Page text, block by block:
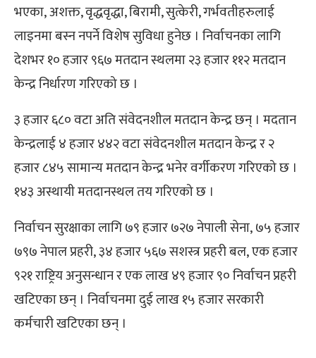
भएका, अशक्त, वृद्धवृद्धा, बिरामी, सुत्केरी, गर्भवतीहरुलाई
लाइनमा बस्न नपर्ने विशेष सुविधा हुनेछ । निर्वाचनका लागि
देशभर १० हजार ९६७ मतदान स्थलमा २३ हजार ११२ मतदान
केन्द्र निर्धारण गरिएको छ ।
३ हजार ६८० वटा अति संवेदनशील मतदान केन्द्र छन् । मदतान
केन्द्रलाई ४ हजार ४४२ वटा संवेदनशील मतदान केन्द्र र २
हजार ८४५ सामान्य मतदान केन्द्र भनेर वर्गीकरण गरिएको छ ।
१४३ अस्थायी मतदानस्थल तय गरिएको छ ।
निर्वाचन सुरक्षाका लागि ७९ हजार ७२७ नेपाली सेना, ७५ हजार
७९७ नेपाल प्रहरी, ३४ हजार ५६७ सशस्त्र प्रहरी बल, एक हजार
९२१ राष्ट्रिय अनुसन्धान र एक लाख ४९ हजार ९० निर्वाचन प्रहरी
खटिएका छन् । निर्वाचनमा दुई लाख १५ हजार सरकारी
कर्मचारी खटिएका छन् ।